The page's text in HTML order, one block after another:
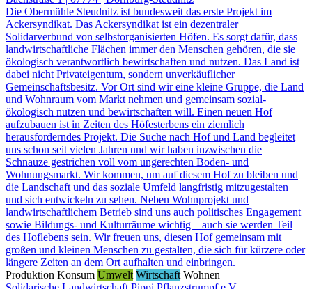
Die Obermühle Steudnitz ist bundesweit das erste Projekt im
Ackersyndikat. Das Ackersyndikat ist ein dezentraler
Solidarverbund von selbstorganisierten Höfen. Es sorgt dafür, dass
landwirtschaftliche Flächen immer den Menschen gehören, die sie
ökologisch verantwortlich bewirtschaften und nutzen. Das Land ist
dabei nicht Privateigentum, sondern unverkäuflicher
Gemeinschaftsbesitz. Vor Ort sind wir eine kleine Gruppe, die Land
und Wohnraum vom Markt nehmen und gemeinsam sozial-
ökologisch nutzen und bewirtschaften will. Einen neuen Hof
aufzubauen ist in Zeiten des Höfesterbens ein ziemlich
herausforderndes Projekt. Die Suche nach Hof und Land begleitet
uns schon seit vielen Jahren und wir haben inzwischen die
Schnauze gestrichen voll vom ungerechten Boden- und
Wohnungsmarkt. Wir kommen, um auf diesem Hof zu bleiben und
die Landschaft und das soziale Umfeld langfristig mitzugestalten
und sich entwickeln zu sehen. Neben Wohnprojekt und
landwirtschaftlichem Betrieb sind uns auch politisches Engagement
sowie Bildungs- und Kulturräume wichtig – auch sie werden Teil
des Hoflebens sein. Wir freuen uns, diesen Hof gemeinsam mit
großen und kleinen Menschen zu gestalten, die sich für kürzere oder
längere Zeiten an dem Ort aufhalten und einbringen.
Produktion Konsum Umwelt Wirtschaft Wohnen